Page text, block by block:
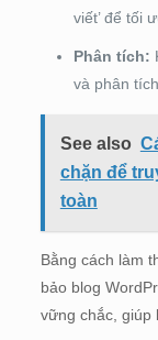
viết’ để tối
Phân tích:
và phân
See also
chặn để
toàn
Bằng cách làm
bảo blog
vững chắc, giúp